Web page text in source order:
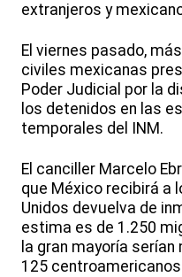
extranjeros y
El viernes pasado,
civiles mexicanas
Poder Judicial por la
los detenidos en las
temporales del INM.
El canciller Marcelo
que México recibirá a
Unidos devuelva de
estima es de 1.250
la gran mayoría
125 centroamericanos.